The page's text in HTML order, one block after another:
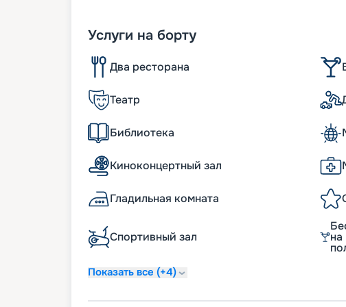
Услуги на борту
Два ресторана
Театр
Библиотека
Киноконцертный зал
Гладильная комната
Спортивный зал на
Показать все (+4)